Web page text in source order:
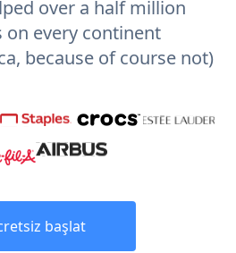
over a half million
on every continent
because of course not)
başlat